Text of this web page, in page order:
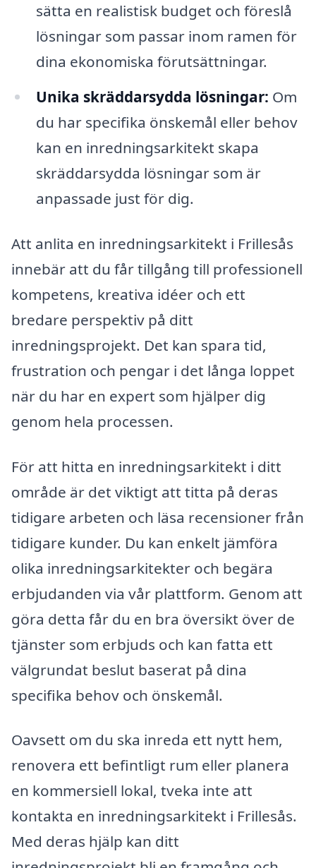
sätta en realistisk budget och föreslå
lösningar som passar inom ramen för
dina ekonomiska förutsättningar.
Unika skräddarsydda lösningar: Om
du har specifika önskemål eller behov
kan en inredningsarkitekt skapa
skräddarsydda lösningar som är
anpassade just för dig.
Att anlita en inredningsarkitekt i Frillesås
innebär att du får tillgång till professionell
kompetens, kreativa idéer och ett
bredare perspektiv på ditt
inredningsprojekt. Det kan spara tid,
frustration och pengar i det långa loppet
när du har en expert som hjälper dig
genom hela processen.
För att hitta en inredningsarkitekt i ditt
område är det viktigt att titta på deras
tidigare arbeten och läsa recensioner från
tidigare kunder. Du kan enkelt jämföra
olika inredningsarkitekter och begära
erbjudanden via vår plattform. Genom att
göra detta får du en bra översikt över de
tjänster som erbjuds och kan fatta ett
välgrundat beslut baserat på dina
specifika behov och önskemål.
Oavsett om du ska inreda ett nytt hem,
renovera ett befintligt rum eller planera
en kommersiell lokal, tveka inte att
kontakta en inredningsarkitekt i Frillesås.
Med deras hjälp kan ditt